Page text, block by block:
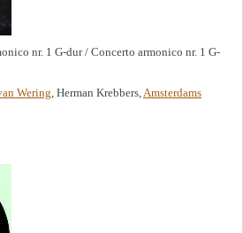
nr. 1 G-dur / Concerto armonico nr. 1 G-
Wering, Herman Krebbers,Amsterdams